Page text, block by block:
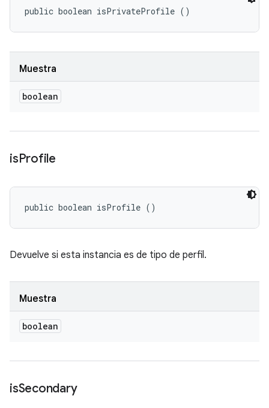
public boolean isPrivateProfile ()
Muestra
boolean
isProfile
public boolean isProfile ()
Devuelve si esta instancia es de tipo de perfil.
Muestra
boolean
isSecondary